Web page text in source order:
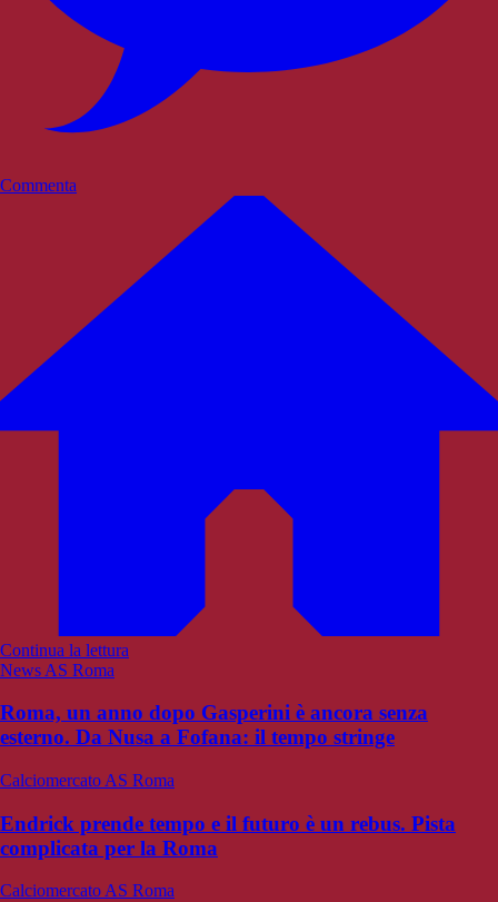
Commenta
Continua la lettura
News AS Roma
Roma, un anno dopo Gasperini è ancora senza
esterno. Da Nusa a Fofana: il tempo stringe
Calciomercato AS Roma
Endrick prende tempo e il futuro è un rebus. Pista
complicata per la Roma
Calciomercato AS Roma